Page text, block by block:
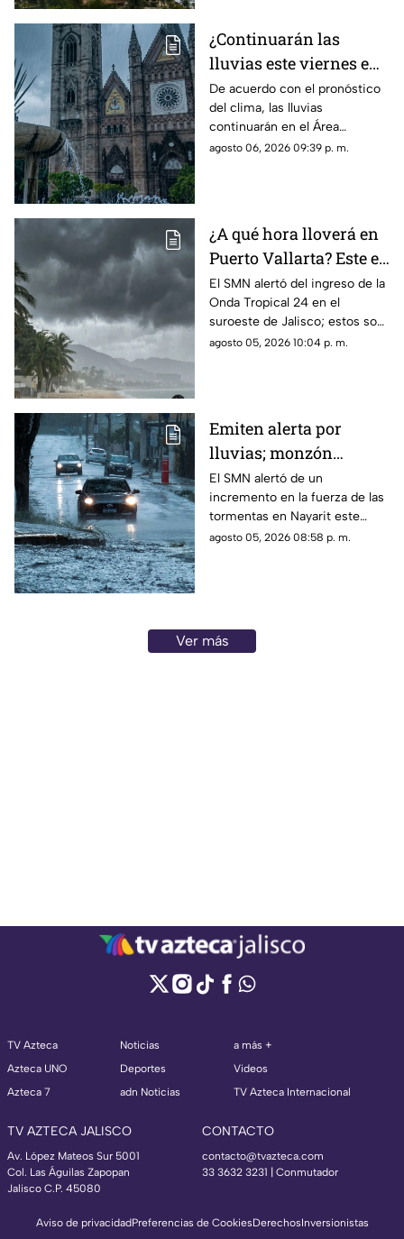
¿Continuarán las
lluvias este viernes en
Guadalajara? Este es el
pronóstico del clima
hoy 7 de agosto
De acuerdo con el pronóstico
del clima, las lluvias
continuarán en el Área
Metropolitana de Guadalajara
agosto 06, 2026 09:39 p. m.
¿A qué hora lloverá en
Puerto Vallarta? Este es
el pronóstico del clima
para este 6 de agosto
El SMN alertó del ingreso de la
Onda Tropical 24 en el
suroeste de Jalisco; estos son
los cambios en el clima
agosto 05, 2026 10:04 p. m.
Emiten alerta por
lluvias; monzón
mexicano intensificará
las tormentas en
Nayarit
El SMN alertó de un
incremento en la fuerza de las
tormentas en Nayarit este
jueves 6 de agosto
agosto 05, 2026 08:58 p. m.
Ver más
TV Azteca
Azteca UNO
Azteca 7
Noticias
Deportes
adn Noticias
a más +
Videos
TV Azteca Internacional
TV AZTECA JALISCO
Av. López Mateos Sur 5001
Col. Las Águilas Zapopan
Jalisco C.P. 45080
CONTACTO
contacto@tvazteca.com
33 3632 3231 | Conmutador
Aviso de privacidadPreferencias de CookiesDerechosInversionistas